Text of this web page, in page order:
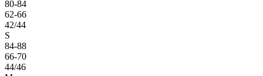
80-84
62-66
42/44
S
84-88
66-70
44/46